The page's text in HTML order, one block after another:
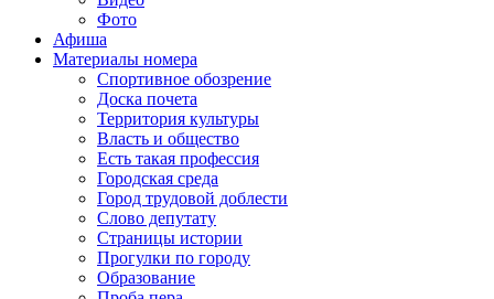
Фото
Афиша
Материалы номера
Спортивное обозрение
Доска почета
Территория культуры
Власть и общество
Есть такая профессия
Городская среда
Город трудовой доблести
Слово депутату
Страницы истории
Прогулки по городу
Образование